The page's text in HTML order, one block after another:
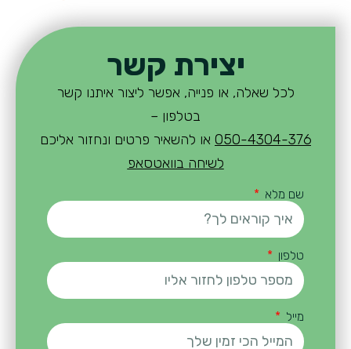
יצירת קשר
לכל שאלה, או פנייה, אפשר ליצור איתנו קשר
בטלפון –
050-4304-376 או להשאיר פרטים ונחזור אליכם
לשיחה בוואטסאפ
שם מלא
טלפון
מייל